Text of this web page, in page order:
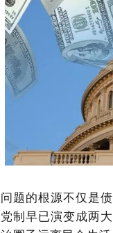
问题的根源不仅是
党制早已演变成两